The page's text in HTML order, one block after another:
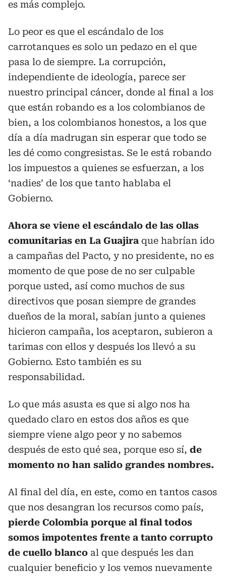
es más complejo.
Lo peor es que el escándalo de los
carrotanques es solo un pedazo en el que
pasa lo de siempre. La corrupción,
independiente de ideología, parece ser
nuestro principal cáncer, donde al final a los
que están robando es a los colombianos de
bien, a los colombianos honestos, a los que
día a día madrugan sin esperar que todo se
les dé como congresistas. Se le está robando
los impuestos a quienes se esfuerzan, a los
‘nadies’ de los que tanto hablaba el
Gobierno.
Ahora se viene el escándalo de las ollas
comunitarias en La Guajira que habrían ido
a campañas del Pacto, y no presidente, no es
momento de que pose de no ser culpable
porque usted, así como muchos de sus
directivos que posan siempre de grandes
dueños de la moral, sabían junto a quienes
hicieron campaña, los aceptaron, subieron a
tarimas con ellos y después los llevó a su
Gobierno. Esto también es su
responsabilidad.
Lo que más asusta es que si algo nos ha
quedado claro en estos dos años es que
siempre viene algo peor y no sabemos
después de esto qué sea, porque eso sí, de
momento no han salido grandes nombres.
Al final del día, en este, como en tantos casos
que nos desangran los recursos como país,
pierde Colombia porque al final todos
somos impotentes frente a tanto corrupto
de cuello blanco al que después les dan
cualquier beneficio y los vemos nuevamente